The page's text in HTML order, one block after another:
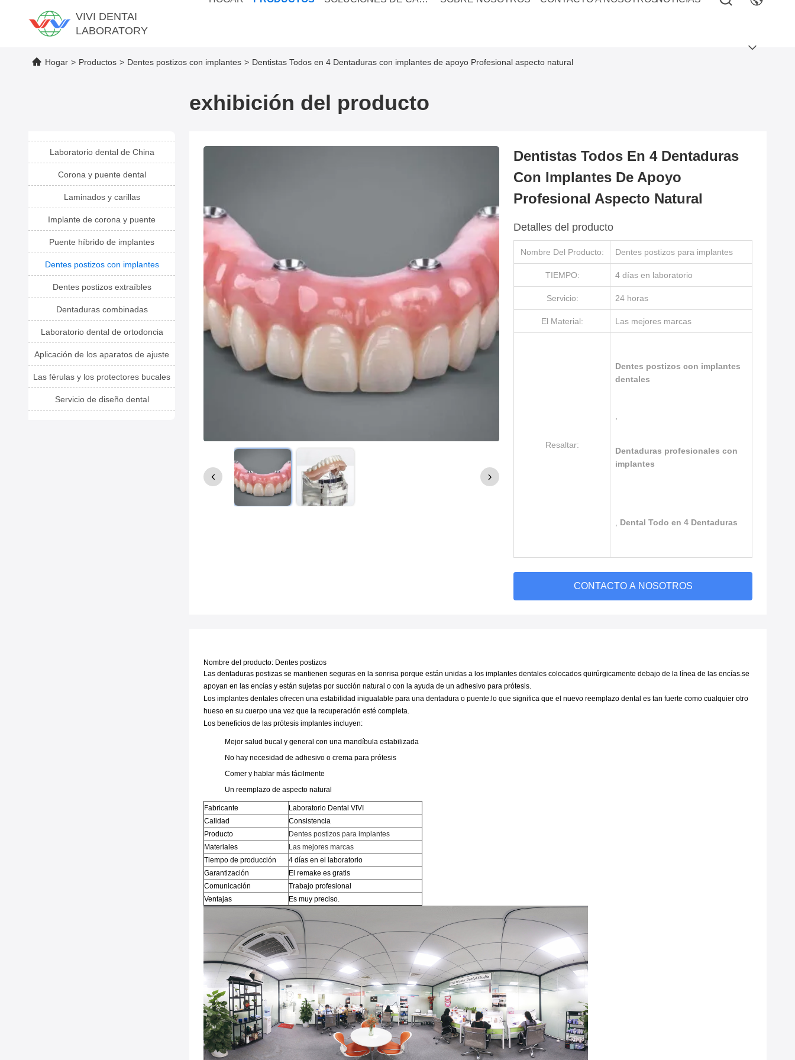
VIVI DENTAI
LABORATORY
Hogar > Productos > Dentes postizos con implantes > Dentistas Todos en 4 Dentaduras con implantes de apoyo Profesional aspecto natural
exhibición del producto
Laboratorio dental de China
Corona y puente dental
Laminados y carillas
Implante de corona y puente
Puente híbrido de implantes
Dentes postizos con implantes
Dentes postizos extraíbles
Dentaduras combinadas
Laboratorio dental de ortodoncia
Aplicación de los aparatos de ajuste
Las férulas y los protectores bucales
Servicio de diseño dental
Dentistas Todos En 4 Dentaduras
Con Implantes De Apoyo
Profesional Aspecto Natural
Detalles del producto
Nombre Del Producto: Dentes postizos para implantes
TIEMPO: 4 días en laboratorio
Servicio: 24 horas
El Material: Las mejores marcas
Resaltar:
Dentes postizos con implantes
dentales
Dentaduras profesionales con
implantes
Dental Todo en 4 Dentaduras
CONTACTO A NOSOTROS
Nombre del producto: Dentes postizos
Las dentaduras postizas se mantienen seguras en la sonrisa porque están unidas a los implantes dentales colocados quirúrgicamente debajo de la línea de las encías.se
apoyan en las encías y están sujetas por succión natural o con la ayuda de un adhesivo para prótesis.
Los implantes dentales ofrecen una estabilidad inigualable para una dentadura o puente.lo que significa que el nuevo reemplazo dental es tan fuerte como cualquier otro
hueso en su cuerpo una vez que la recuperación esté completa.
Los beneficios de las prótesis implantes incluyen:
Mejor salud bucal y general con una mandíbula estabilizada
No hay necesidad de adhesivo o crema para prótesis
Comer y hablar más fácilmente
Un reemplazo de aspecto natural
Fabricante
Laboratorio Dental VIVI
Calidad
Consistencia
Producto
Dentes postizos para implantes
Materiales
Las mejores marcas
Tiempo de producción
4 días en el laboratorio
Garantización
El remake es gratis
Comunicación
Trabajo profesional
Ventajas
Es muy preciso.